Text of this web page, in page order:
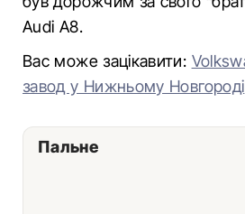
Audi A8.
Вас може зацікавити:
завод у Нижньому Новгороді
Пальне